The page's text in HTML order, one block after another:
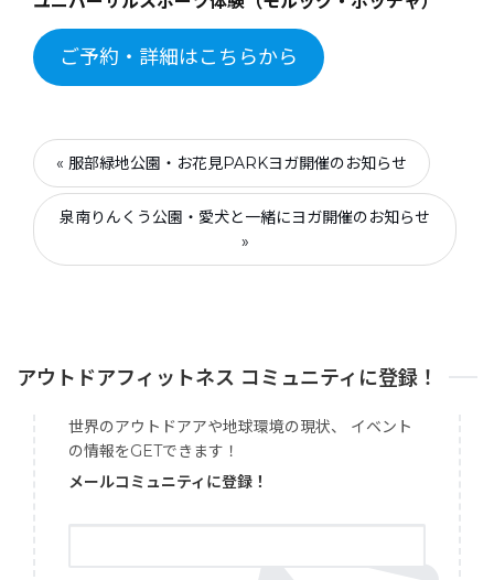
ご予約・詳細はこちらから
« 服部緑地公園・お花見PARKヨガ開催のお知らせ
泉南りんくう公園・愛犬と一緒にヨガ開催のお知らせ
»
アウトドアフィットネス コミュニティに登録！
世界のアウトドアアや地球環境の現状、 イベント
の情報をGETできます！
メールコミュニティに登録！